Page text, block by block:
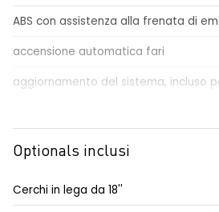
ABS con assistenza alla frenata di
accensione automatica fari
aggiornamento del sistema, incluso
airbag frontali conducente e
alzacristalli anteriori elettrici
Optionals inclusi
Cerchi in lega da 18''